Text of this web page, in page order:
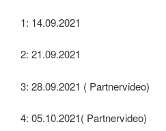
1: 14.09.2021
2: 21.09.2021
3: 28.09.2021 ( Partnervideo)
4: 05.10.2021( Partnervideo)